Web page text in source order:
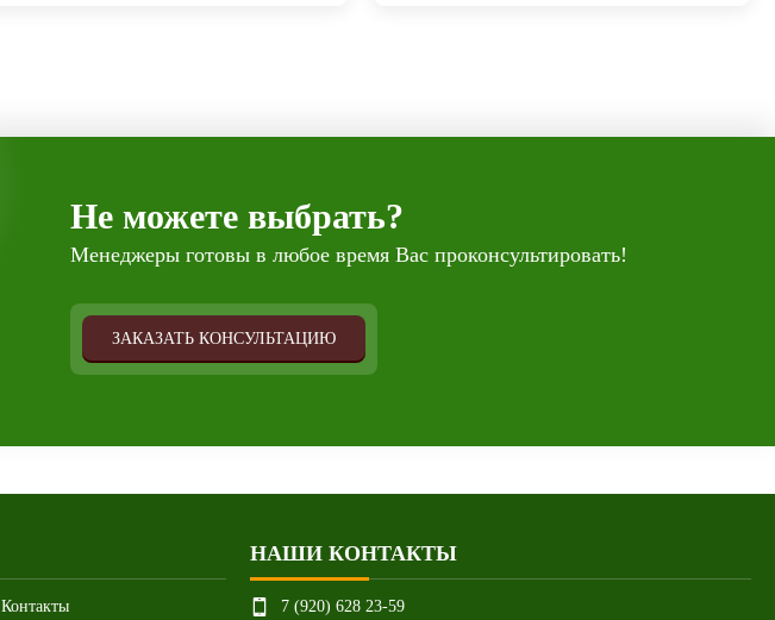
Не можете выбрать?
Менеджеры готовы в любое время Вас проконсультировать!
ЗАКАЗАТЬ КОНСУЛЬТАЦИЮ
Контакты
НАШИ КОНТАКТЫ
7 (920) 628 23-59